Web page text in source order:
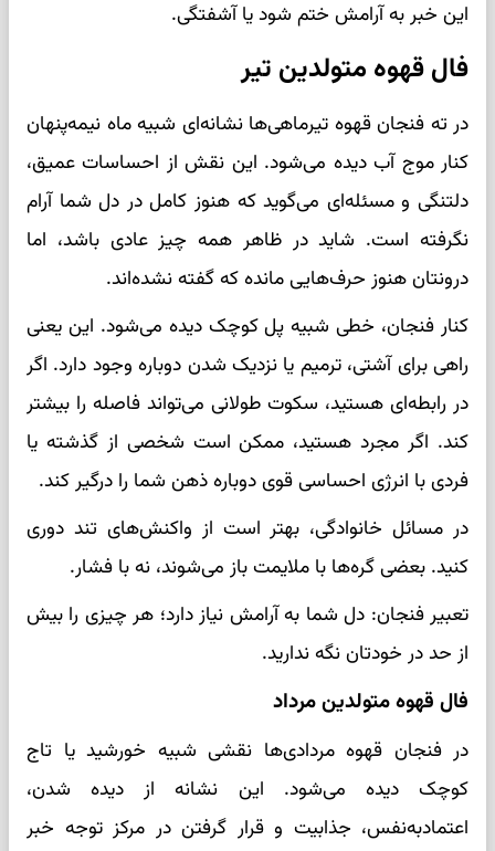
این خبر به آرامش ختم شود یا آشفتگی.
فال قهوه متولدین تیر
در ته فنجان قهوه تیرماهی‌ها نشانه‌ای شبیه ماه نیمه‌پنهان
کنار موج آب دیده می‌شود. این نقش از احساسات عمیق،
دلتنگی و مسئله‌ای می‌گوید که هنوز کامل در دل شما آرام
نگرفته است. شاید در ظاهر همه چیز عادی باشد، اما
درونتان هنوز حرف‌هایی مانده که گفته نشده‌اند.
کنار فنجان، خطی شبیه پل کوچک دیده می‌شود. این یعنی
راهی برای آشتی، ترمیم یا نزدیک شدن دوباره وجود دارد. اگر
در رابطه‌ای هستید، سکوت طولانی می‌تواند فاصله را بیشتر
کند. اگر مجرد هستید، ممکن است شخصی از گذشته یا
فردی با انرژی احساسی قوی دوباره ذهن شما را درگیر کند.
در مسائل خانوادگی، بهتر است از واکنش‌های تند دوری
کنید. بعضی گره‌ها با ملایمت باز می‌شوند، نه با فشار.
تعبیر فنجان: دل شما به آرامش نیاز دارد؛ هر چیزی را بیش
از حد در خودتان نگه ندارید.
فال قهوه متولدین مرداد
در فنجان قهوه مردادی‌ها نقشی شبیه خورشید یا تاج
کوچک دیده می‌شود. این نشانه از دیده شدن،
اعتمادبه‌نفس، جذابیت و قرار گرفتن در مرکز توجه خبر